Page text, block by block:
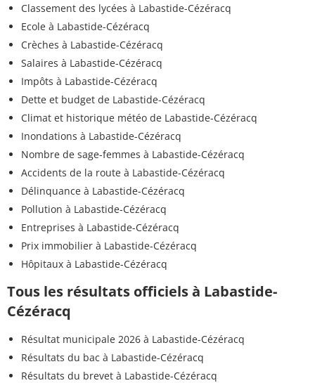
Classement des lycées à Labastide-Cézéracq
Ecole à Labastide-Cézéracq
Crèches à Labastide-Cézéracq
Salaires à Labastide-Cézéracq
Impôts à Labastide-Cézéracq
Dette et budget de Labastide-Cézéracq
Climat et historique météo de Labastide-Cézéracq
Inondations à Labastide-Cézéracq
Nombre de sage-femmes à Labastide-Cézéracq
Accidents de la route à Labastide-Cézéracq
Délinquance à Labastide-Cézéracq
Pollution à Labastide-Cézéracq
Entreprises à Labastide-Cézéracq
Prix immobilier à Labastide-Cézéracq
Hôpitaux à Labastide-Cézéracq
Tous les résultats officiels à Labastide-
Cézéracq
Résultat municipale 2026 à Labastide-Cézéracq
Résultats du bac à Labastide-Cézéracq
Résultats du brevet à Labastide-Cézéracq